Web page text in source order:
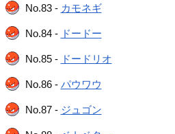
No.83 - カモネギ
No.84 - ドードー
No.85 - ドードリオ
No.86 - パウワウ
No.87 - ジュゴン